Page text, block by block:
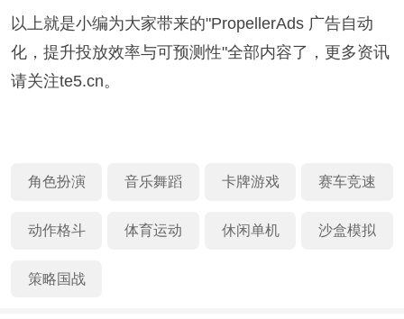
以上就是小编为大家带来的"PropellerAds 广告自动
化，提升投放效率与可预测性"全部内容了，更多资讯
请关注te5.cn。
角色扮演 音乐舞蹈 卡牌游戏 赛车竞速
动作格斗 体育运动 休闲单机 沙盒模拟
策略国战